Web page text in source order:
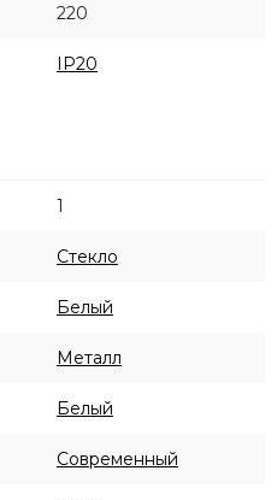
220
IP20
1
Стекло
Белый
Металл
Белый
Современный